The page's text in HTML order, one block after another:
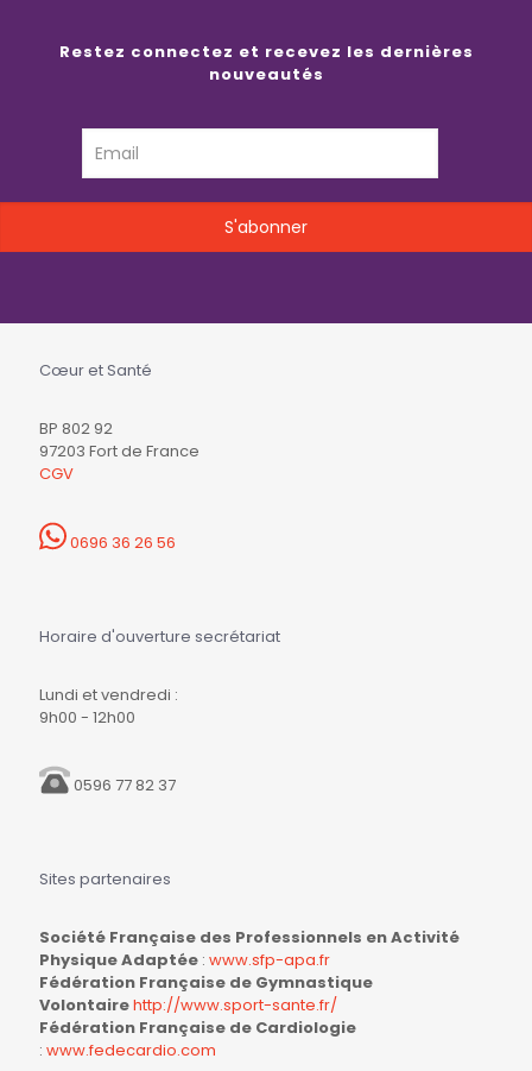
Restez connectez et recevez les dernières
nouveautés
Cœur et Santé
BP 802 92
97203 Fort de France
CGV
0696 36 26 56
Horaire d'ouverture secrétariat
Lundi et vendredi :
9h00 - 12h00
0596 77 82 37
Sites partenaires
Société Française des Professionnels en Activité
Physique Adaptée : www.sfp-apa.fr
Fédération Française de Gymnastique
Volontairehttp://www.sport-sante.fr/
Fédération Française de Cardiologie
: www.fedecardio.com